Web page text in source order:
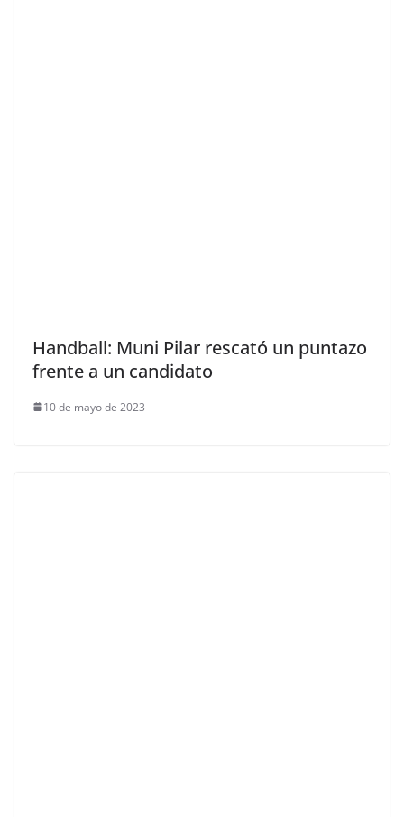
Handball: Muni Pilar rescató un puntazo
frente a un candidato
10 de mayo de 2023